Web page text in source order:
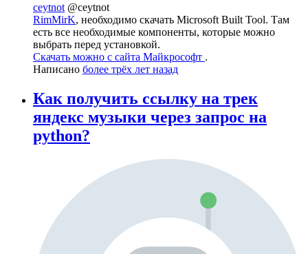
ceytnot @ceytnot
RimMirK, необходимо скачать Microsoft Built Tool. Там
есть все необходимые компоненты, которые можно
выбрать перед установкой.
Скачать можно с сайта Майкрософт .
Написано более трёх лет назад
Как получить ссылку на трек
яндекс музыки через запрос на
python?